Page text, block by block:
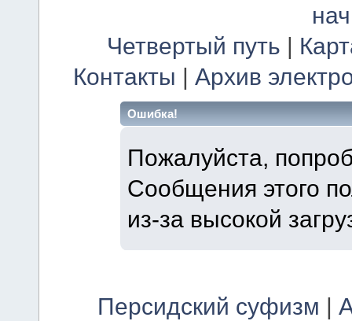
Четвертый путь |
Контакты | Архив
Ошибка!
Пожалуйста,
Сообщения этого
из-за высокой
Персидский суфизм |